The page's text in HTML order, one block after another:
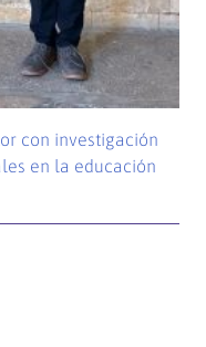
con investigación
en la educación